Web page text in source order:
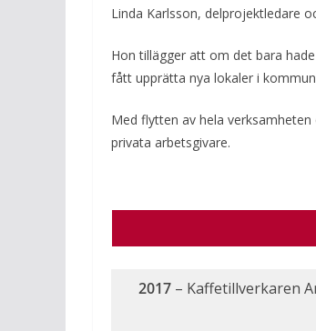
Linda Karlsson, delprojektledare
Hon tillägger att om det bara
fått upprätta nya lokaler i
Med flytten av hela
privata arbetsgivare.
2017– Kaffetillverkaren